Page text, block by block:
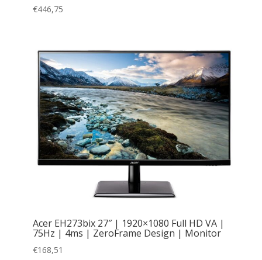
€446,75
Acer EH273bix 27″ | 1920×1080 Full HD VA |
75Hz | 4ms | ZeroFrame Design | Monitor
€168,51